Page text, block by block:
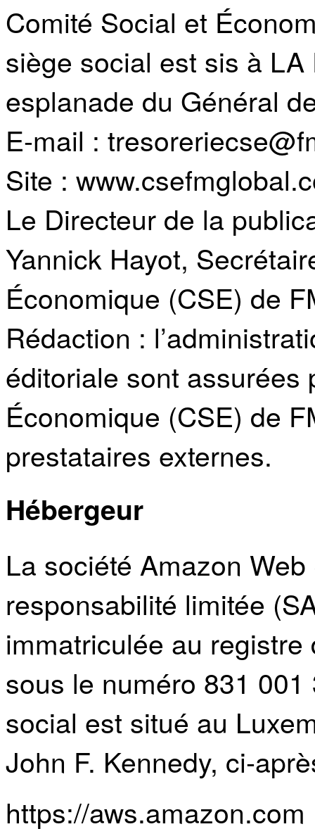
Comité Social et
siège social est sis à
esplanade du Général
E-mail :
Site :
Le Directeur de la
Yannick Hayot,
Économique (CSE) de
Rédaction :
éditoriale sont assurées
Économique (CSE) de
prestataires externes.
Hébergeur
La société Amazon
responsabilité limitée
immatriculée au
sous le numéro 831
social est situé au
John F. Kennedy, ci-
https://aws.amazon.com